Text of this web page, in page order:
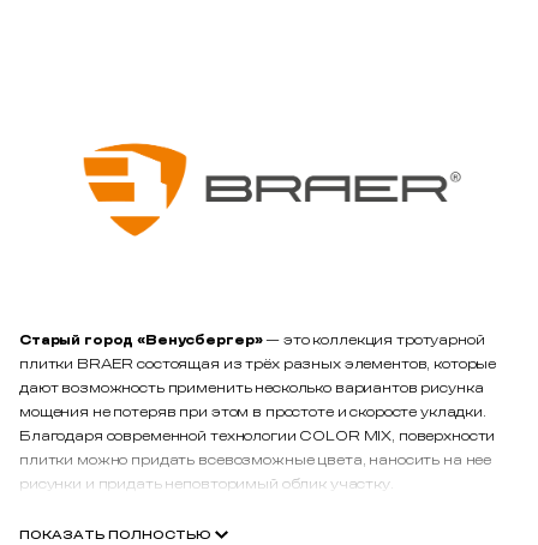
Старый город «Венусбергер»— это коллекция тротуарной
плитки BRAER состоящая из трёх разных элементов, которые
дают возможность применить несколько вариантов рисунка
мощения не потеряв при этом в простоте и скоросте укладки.
Благодаря современной технологии COLOR MIX, поверхности
плитки можно придать всевозможные цвета, наносить на нее
рисунки и придать неповторимый облик участку.
ПОКАЗАТЬ ПОЛНОСТЬЮ